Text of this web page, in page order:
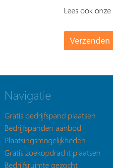
Lees ook onze
Navigatie
Gratis bedrijfspand plaatsen
Bedrijfspanden aanbod
Plaatsingsmogelijkheden
Gratis zoekopdracht plaatsen
Bedrijfsruimte gezocht